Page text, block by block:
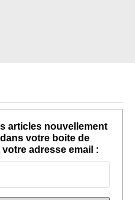
articles nouvellement
votre boite de
adresse email :